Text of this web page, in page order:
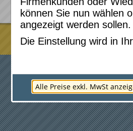
* Preise gelten für Webshop-
können Sie nun wählen
angezeigt werden sollen.
Die Einstellung wird in
Alle Preise exkl. MwSt